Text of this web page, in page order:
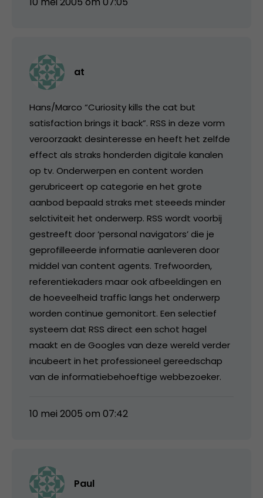
at
Hans/Marco “Curiosity kills the cat but
satisfaction brings it back”. RSS in deze vorm
veroorzaakt desinteresse en heeft het zelfde
effect als straks honderden digitale kanalen
op tv. Onderwerpen en content worden
gerubriceert op categorie en het grote
aanbod bepaald straks met steeeds minder
selctiviteit het onderwerp. RSS wordt voorbij
gestreeft door ‘personal navigators’ die je
geprofilleeerde informatie aanleveren door
middel van content agents. Trefwoorden,
referentiekaders maar ook afbeeldingen en
de hoeveelheid traffic langs het onderwerp
worden continue gemonitort. Een selectief
systeem dat RSS direct een schot hagel
maakt en de Googles van deze wereld verder
incubeert in het professioneel gereedschap
van de informatiebehoeftige webbezoeker.
10 mei 2005 om 07:42
Paul